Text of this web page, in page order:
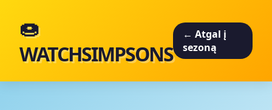
🍩
WATCHSIMPSONS
← Atgal į
sezoną